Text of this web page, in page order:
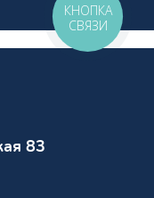
83
КНОПКА
СВЯЗИ